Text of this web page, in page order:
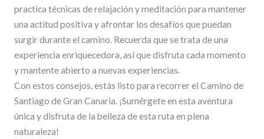
practica técnicas de relajación y meditación para mantener
una actitud positiva y afrontar los desafíos que puedan
surgir durante el camino. Recuerda que se trata de una
experiencia enriquecedora, así que disfruta cada momento
y mantente abierto a nuevas experiencias.
Con estos consejos, estás listo para recorrer el Camino de
Santiago de Gran Canaria. ¡Sumérgete en esta aventura
única y disfruta de la belleza de esta ruta en plena
naturaleza!